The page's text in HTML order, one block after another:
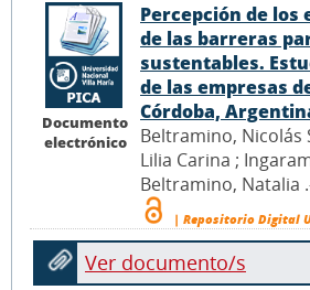
Documento
electrónico
Percepción de los
de las barreras
sustentables.
de las empresas
Córdoba,
Beltramino, Nicolás
Lilia Carina ;
Beltramino, Natalia
| Repositorio Digital
Ver documento/s